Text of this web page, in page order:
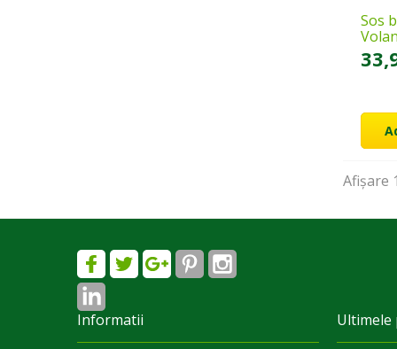
Sos
Afișare
Informatii Ultimele